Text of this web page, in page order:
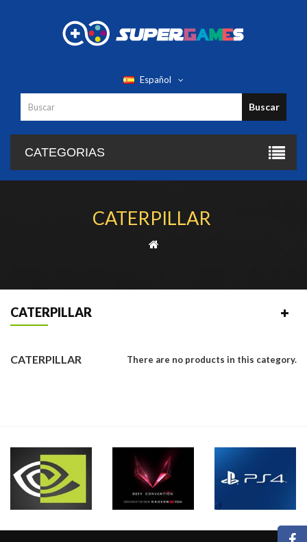
Español
Buscar
CATEGORIAS
CATERPILLAR
CATERPILLAR
CATERPILLAR There are no products in this category.